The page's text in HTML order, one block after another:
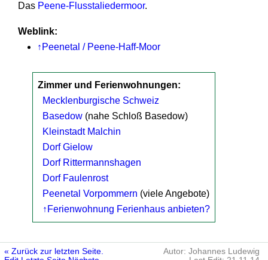
Das Peene-Flusstaliedermoor.
Weblink:
↑Peenetal / Peene-Haff-Moor
Zimmer und Ferienwohnungen:
Mecklenburgische Schweiz
Basedow (nahe Schloß Basedow)
Kleinstadt Malchin
Dorf Gielow
Dorf Rittermannshagen
Dorf Faulenrost
Peenetal Vorpommern (viele Angebote)
↑Ferienwohnung Ferienhaus anbieten?
« Zurück zur letzten Seite.
Autor: Johannes Ludewig